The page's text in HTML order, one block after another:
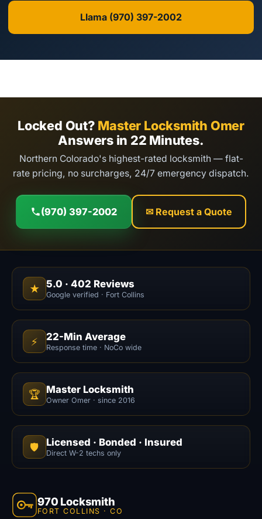
Llama (970) 397-2002
Locked Out? Master Locksmith Omer
Answers in 22 Minutes.
Northern Colorado's highest-rated locksmith — flat-
rate pricing, no surcharges, 24/7 emergency dispatch.
(970) 397-2002 ✉ Request a Quote
★ 5.0 · 402 Reviews
Google verified · Fort Collins
⚡ 22-Min Average
Response time · NoCo wide
🏆 Master Locksmith
Owner Omer · since 2016
🛡️ Licensed · Bonded · Insured
Direct W-2 techs only
970 Locksmith
FORT COLLINS · CO